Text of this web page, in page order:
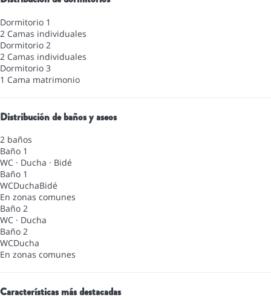
Dormitorio 1
2 Camas individuales
Dormitorio 2
2 Camas individuales
Dormitorio 3
1 Cama matrimonio
Distribución de baños y aseos
2 baños
Baño 1
WC · Ducha · Bidé
Baño 1
WCDuchaBidé
En zonas comunes
Baño 2
WC · Ducha
Baño 2
WCDucha
En zonas comunes
Características más destacadas